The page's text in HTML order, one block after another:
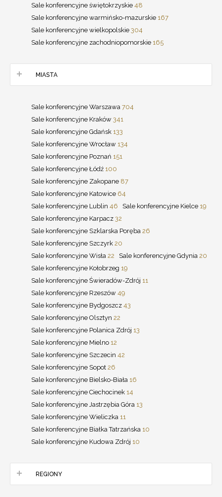
Sale konferencyjne świętokrzyskie 48
Sale konferencyjne warmińsko-mazurskie 167
Sale konferencyjne wielkopolskie 304
Sale konferencyjne zachodniopomorskie 165
MIASTA
Sale konferencyjne Warszawa 704
Sale konferencyjne Kraków 341
Sale konferencyjne Gdańsk 133
Sale konferencyjne Wrocław 134
Sale konferencyjne Poznań 151
Sale konferencyjne Łódź 100
Sale konferencyjne Zakopane 87
Sale konferencyjne Katowice 64
Sale konferencyjne Lublin 46 Sale konferencyjne Kielce 19
Sale konferencyjne Karpacz 32
Sale konferencyjne Szklarska Poręba 26
Sale konferencyjne Szczyrk 20
Sale konferencyjne Wisła 22 Sale konferencyjne Gdynia 20
Sale konferencyjne Kołobrzeg 19
Sale konferencyjne Świeradów-Zdrój 11
Sale konferencyjne Rzeszów 49
Sale konferencyjne Bydgoszcz 43
Sale konferencyjne Olsztyn 22
Sale konferencyjne Polanica Zdrój 13
Sale konferencyjne Mielno 12
Sale konferencyjne Szczecin 42
Sale konferencyjne Sopot 26
Sale konferencyjne Bielsko-Biała 16
Sale konferencyjne Ciechocinek 14
Sale konferencyjne Jastrzębia Góra 13
Sale konferencyjne Wieliczka 11
Sale konferencyjne Białka Tatrzańska 10
Sale konferencyjne Kudowa Zdrój 10
REGIONY